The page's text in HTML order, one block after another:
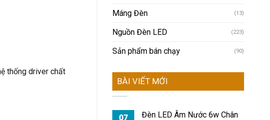
thống driver chất
Máng Đèn (13)
Nguồn Đèn LED (223)
Sản phẩm bán chạy (90)
BÀI VIẾT MỚI
07
Đèn LED Âm Nước 6w Chân